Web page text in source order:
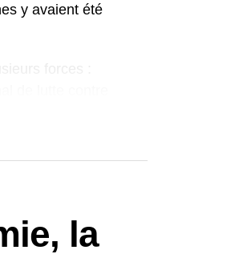
y avaient été
dans une zone
des
la